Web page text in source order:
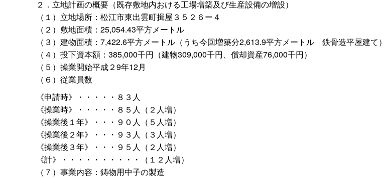
２．立地計画の概要（既存敷地内おける工場増築及び生産設備の増設）
（１）立地場所：松江市東出雲町揖屋３５２６ー４
（２）敷地面積：25,054.43平方メートル
（３）建物面積：7,422.6平方メートル（うち今回増築分2,613.9平方メート ル 鉄骨造平屋建て）
（４）投下資本額：385,000千円（建物309,000千円、償却資産76,000千円）
（５）操業開始平成２9年12月
（６）従業員数
《申請時》・・・・・８３人
《操業時》・・・・・８５人（２人増）
《操業後１年》・・・９０人（５人増）
《操業後２年》・・・９３人（３人増）
《操業後３年》・・・９５人（２人増）
《計》・・・・・・・・・・（１２人増）
（７）事業内容：鋳物用中子の製造